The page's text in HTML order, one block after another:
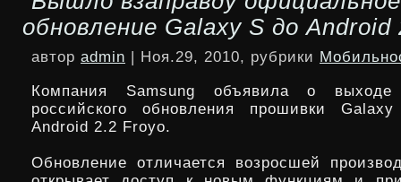
антивирусы
AVG
2011
обновление Galaxy S до Android
автор admin | Ноя.29, 2010, рубрики
Компания Samsung объявила о выходе
российского обновления прошивки
Android 2.2 Froyo.
Обновление отличается возросшей